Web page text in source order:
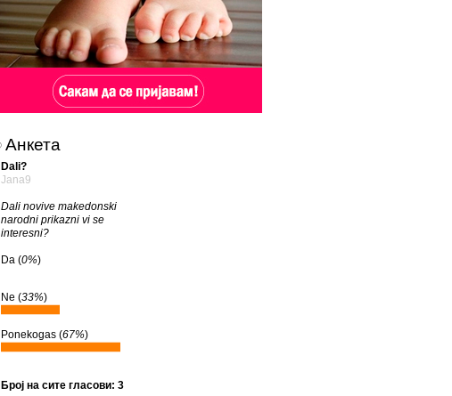
Анкета
Dali?
Jana9
Dali novive makedonski
narodni prikazni vi se
interesni?
Da (0%)
Ne (33%)
Ponekogas (67%)
Број на сите гласови: 3